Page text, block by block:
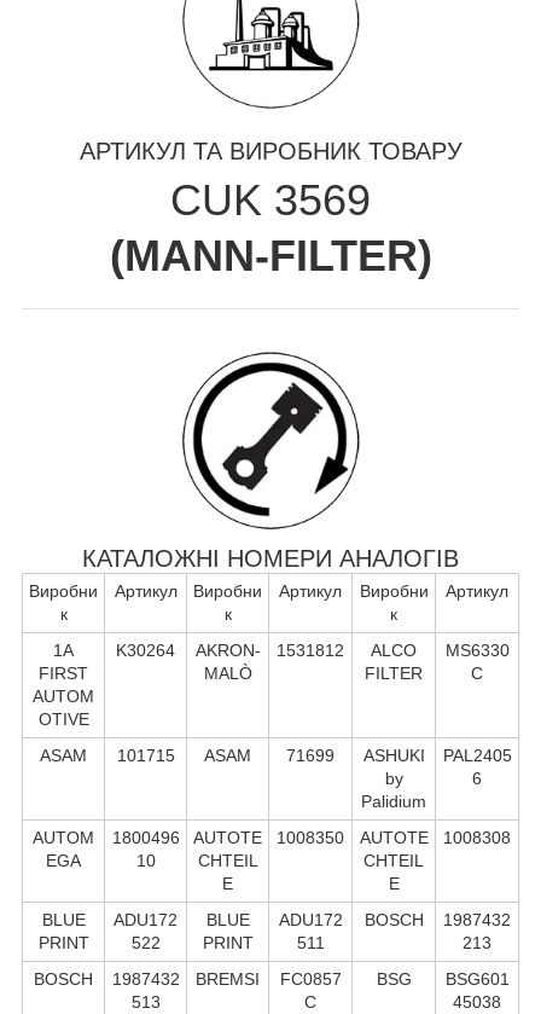
АРТИКУЛ ТА ВИРОБНИК ТОВАРУ
CUK 3569
(MANN-FILTER)
КАТАЛОЖНІ НОМЕРИ АНАЛОГІВ
Виробни
к
Артикул
Виробни
к
Артикул
Виробни
к
Артикул
1A
FIRST
AUTOM
OTIVE
K30264
AKRON-
MALÒ
1531812
ALCO
FILTER
MS6330
C
ASAM 101715 ASAM 71699
ASHUKI
by
Palidium
PAL2405
6
AUTOM
EGA
1800496
10
AUTOTE
CHTEIL
E
1008350
AUTOTE
CHTEIL
E
1008308
BLUE
PRINT
ADU172
522
BLUE
PRINT
ADU172
511
BOSCH
1987432
213
BOSCH
1987432
513
BREMSI
FC0857
C
BSG
BSG601
45038